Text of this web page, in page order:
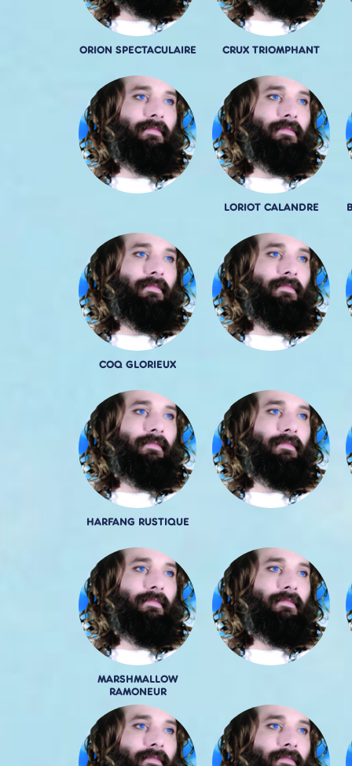
ORION SPECTACULAIRE CRUX TRIOMPHANT
LORIOT CALANDRE
COQ GLORIEUX
HARFANG RUSTIQUE
MARSHMALLOW
RAMONEUR